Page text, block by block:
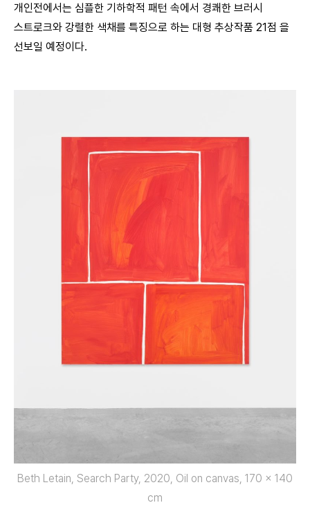
개인전에서는 심플한 기하학적 패턴 속에서 경쾌한 브러시
스트로크와 강렬한 색채를 특징으로 하는 대형 추상작품 21점 을
선보일 예정이다.
Beth Letain, Search Party, 2020, Oil on canvas, 170 x 140
cm